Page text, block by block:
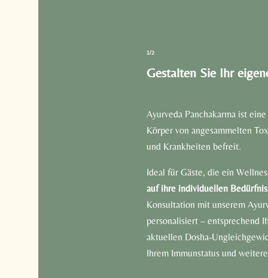
1/2
Gestalten Sie Ihr
Ayurveda Panchakarma ist
Körper von angesammelten
und Krankheiten befreit.
Ideal für Gäste, die ein
auf ihre individuellen
Konsultation mit unserem
personalisiert – entsprechend
aktuellen Dosha-
Ihrem Immunstatus und